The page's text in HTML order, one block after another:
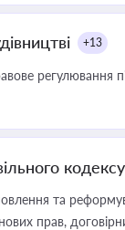
+13
регулювання
та
прав,